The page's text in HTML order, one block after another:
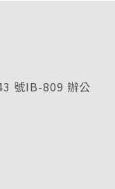
號IB-809 辦公